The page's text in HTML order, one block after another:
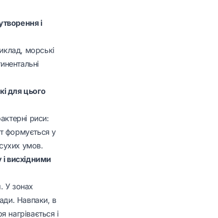
і
морські
для цього
риси:
формується у
умов.
висхідними
У зонах
Навпаки, в
нагрівається і